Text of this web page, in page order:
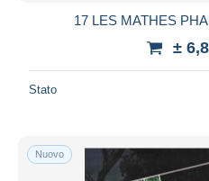
17 LES MATHES
±
Stato
Nuovo